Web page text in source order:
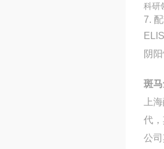
科研
7.
阴
斑
上
代
公